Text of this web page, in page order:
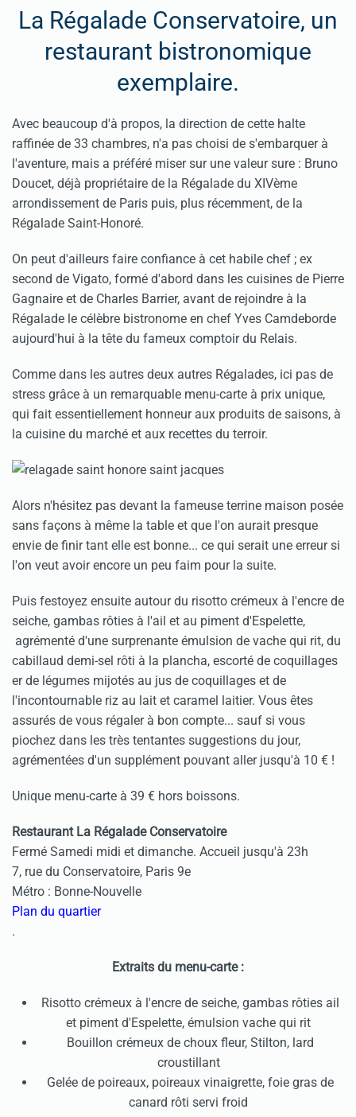
La Régalade Conservatoire, un
restaurant bistronomique
exemplaire.
Avec beaucoup d'à propos, la direction de cette halte
raffinée de 33 chambres, n'a pas choisi de s'embarquer à
l'aventure, mais a préféré miser sur une valeur sure : Bruno
Doucet, déjà propriétaire de la Régalade du XIVème
arrondissement de Paris puis, plus récemment, de la
Régalade Saint-Honoré.
On peut d'ailleurs faire confiance à cet habile chef ; ex
second de Vigato, formé d'abord dans les cuisines de Pierre
Gagnaire et de Charles Barrier, avant de rejoindre à la
Régalade le célèbre bistronome en chef Yves Camdeborde
aujourd'hui à la tête du fameux comptoir du Relais.
Comme dans les autres deux autres Régalades, ici pas de
stress grâce à un remarquable menu-carte à prix unique,
qui fait essentiellement honneur aux produits de saisons, à
la cuisine du marché et aux recettes du terroir.
Alors n'hésitez pas devant la fameuse terrine maison posée
sans façons à même la table et que l'on aurait presque
envie de finir tant elle est bonne... ce qui serait une erreur si
l'on veut avoir encore un peu faim pour la suite.
Puis festoyez ensuite autour du risotto crémeux à l'encre de
seiche, gambas rôties à l'ail et au piment d'Espelette,
agrémenté d'une surprenante émulsion de vache qui rit, du
cabillaud demi-sel rôti à la plancha, escorté de coquillages
er de légumes mijotés au jus de coquillages et de
l'incontournable riz au lait et caramel laitier. Vous êtes
assurés de vous régaler à bon compte... sauf si vous
piochez dans les très tentantes suggestions du jour,
agrémentées d'un supplément pouvant aller jusqu'à 10 € !
Unique menu-carte à 39 € hors boissons.
Restaurant La Régalade Conservatoire
Fermé Samedi midi et dimanche. Accueil jusqu'à 23h
7, rue du Conservatoire, Paris 9e
Métro : Bonne-Nouvelle
Plan du quartier
.
Extraits du menu-carte :
Risotto crémeux à l'encre de seiche, gambas rôties ail
et piment d'Espelette, émulsion vache qui rit
Bouillon crémeux de choux fleur, Stilton, lard
croustillant
Gelée de poireaux, poireaux vinaigrette, foie gras de
canard rôti servi froid